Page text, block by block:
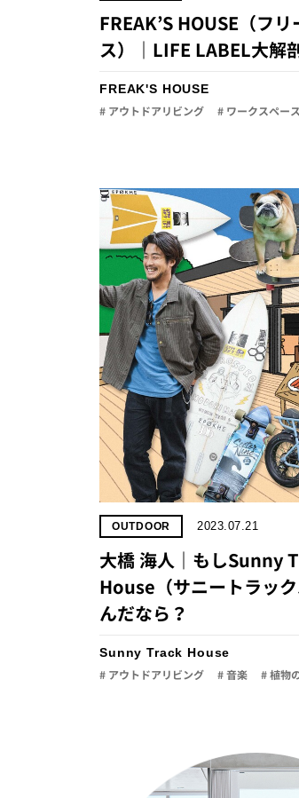
FREAK’S HOUSE（フ
ス）｜LIFE LABEL大解
FREAK'S HOUSE
# アウトドアリビング # ワークスペース
OUTDOOR 2023.07.21
大橋 海人｜もしSunny
House（サニートラッ
んだなら？
Sunny Track House
# アウトドアリビング # 音楽 # 植物